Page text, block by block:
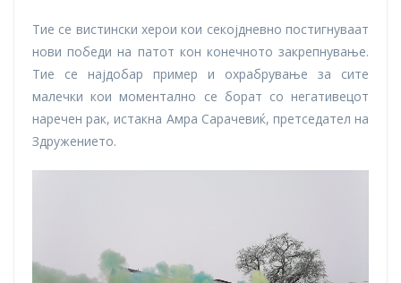
Тие се вистински херои кои секојдневно постигнуваат
нови победи на патот кон конечното закрепнување.
Тие се најдобар пример и охрабрување за сите
малечки кои моментално се борат со негативецот
наречен рак, истакна Амра Сарачевиќ, претседател на
Здружението.